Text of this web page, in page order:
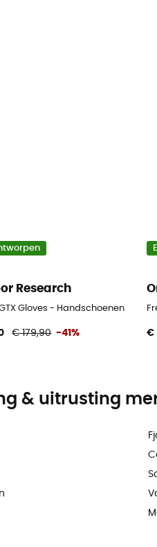
Research
Gloves - Handschoenen
€ 179,90 -41% €
& uitrusting